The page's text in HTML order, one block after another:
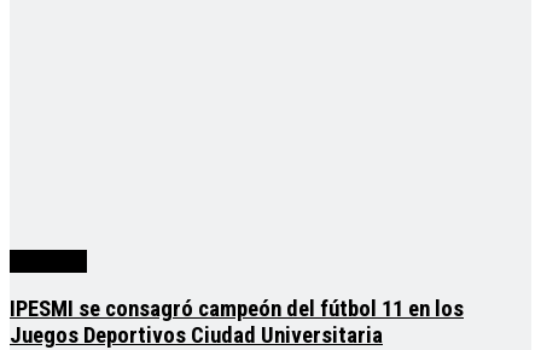
IPESMI se consagró campeón del fútbol 11 en los
Juegos Deportivos Ciudad Universitaria